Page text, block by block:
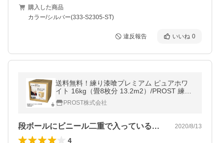
購入した商品
カラー/シルバー(333-S2305-ST)
違反報告 いいね 0
送料無料！練り漆喰プレミアム ピュアホワ
イト 16kg（畳8枚分 13.2m2）/PROST 練済
み漆喰 日本製 左官 塗り壁 漆喰 ペイント 漆
喰リノベ 漆喰壁
PROST株式会社
段ボールにビニール二重で入っているので… 2020/8/13
4